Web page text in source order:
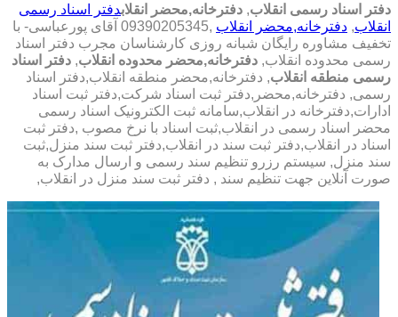
دفتر اسناد رسمی انقلاب, دفترخانه,محضر انقلابدفتر اسناد رسمی
انقلاب, دفترخانه,محضر انقلاب
,09390205345 آقای پورعباسی- با
تخفیف مشاوره رايگان شبانه روزی کارشناسان مجرب دفتر اسناد
رسمی محدوده انقلاب, دفترخانه,محضر محدوده انقلاب, دفتر اسناد
رسمی منطقه انقلاب, دفترخانه,محضر منطقه انقلاب,دفتر اسناد
رسمی, دفترخانه,محضر,دفتر ثبت اسناد شرکت,دفتر ثبت اسناد
ادارات,دفترخانه در انقلاب,سامانه ثبت الکترونیک اسناد رسمی
محضر اسناد رسمی در انقلاب,ثبت اسناد با نرخ مصوب ,دفتر ثبت
اسناد در انقلاب,دفتر ثبت سند در انقلاب,دفتر ثبت سند منزل,ثبت
سند منزل, سیستم رزرو تنظیم سند رسمی و ارسال مدارک به
صورت آنلاین جهت تنظیم سند , دفتر ثبت سند منزل در انقلاب,